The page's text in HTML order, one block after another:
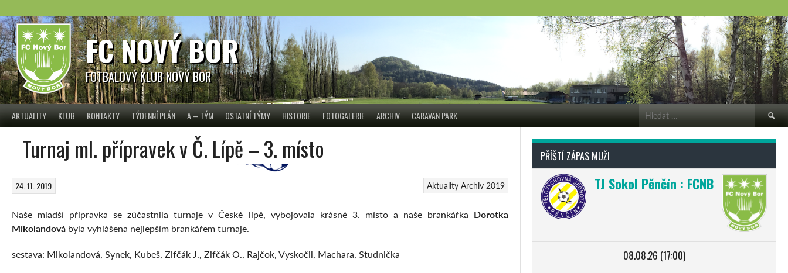
to
content
FC NOVÝ BOR
FOTBALOVÝ KLUB NOVÝ BOR
AKTUALITY KLUB KONTAKTY TÝDENNÍ PLÁN A – TÝM OSTATNÍ TÝMY HISTORIE FOTOGALERIE ARCHIV CARAVAN PARK
Turnaj ml. přípravek v Č. Lípě – 3. místo
Aktuality Archiv 2019
24. 11. 2019
Naše mladší přípravka se zúčastnila turnaje v České lípě, vybojovala krásné 3. místo a naše brankářka Dorotka
Mikolandová byla vyhlášena nejlepším brankářem turnaje.
sestava: Mikolandová, Synek, Kubeš, Zifčák J., Zifčák O., Rajčok, Vyskočil, Machara, Studnička
PŘÍŠTÍ ZÁPAS MUŽI
TJ Sokol Pěnčín : FCNB
08.08.26 (17:00)